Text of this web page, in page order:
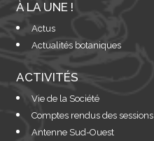
À LA UNE !
Actus
Actualités botaniques
ACTIVITÉS
Vie de la Société
Comptes rendus des sessions
Antenne Sud-Ouest